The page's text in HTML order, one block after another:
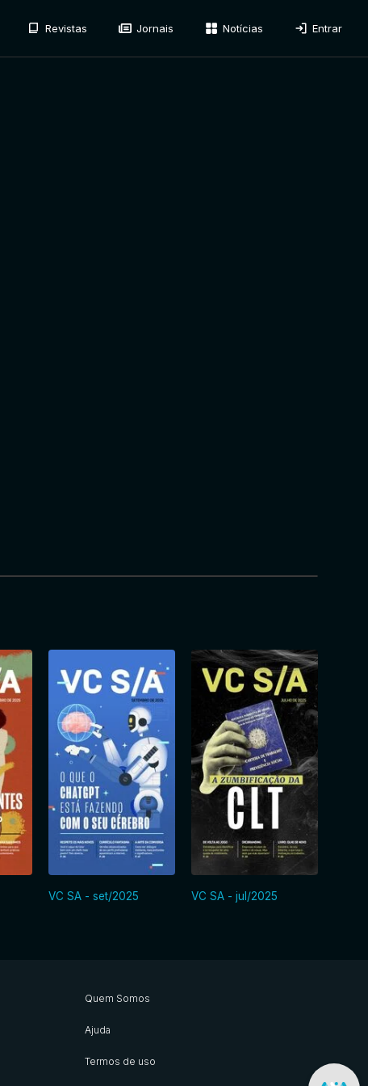
Revistas Jornais Notícias Entrar
VC SA - set/2025 VC SA - jul/2025
Quem Somos
Ajuda
Termos de uso